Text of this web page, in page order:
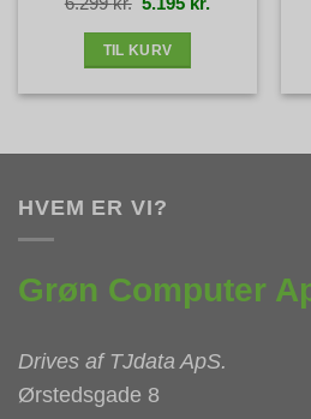
oprindelige
pris aktuelle
pris
TIL KURV
HVEM ER VI?
Grøn Computer
Drives af TJdata ApS.
Ørstedsgade 8